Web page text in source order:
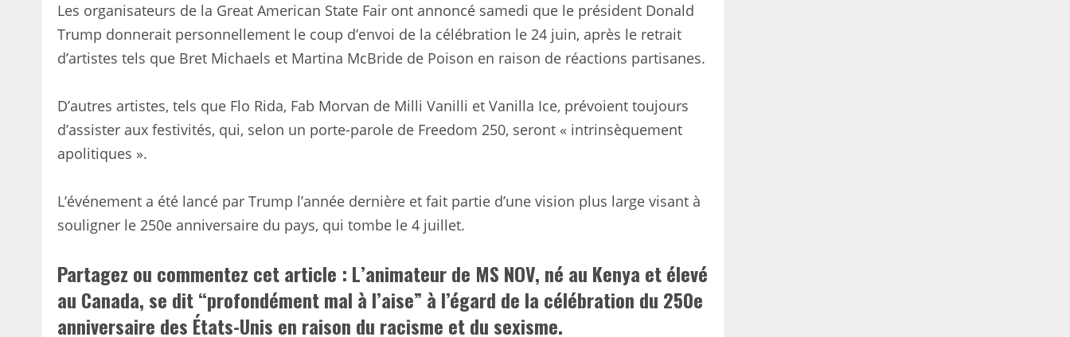
Les organisateurs de la Great American State Fair ont annoncé samedi que le président Donald
Trump donnerait personnellement le coup d’envoi de la célébration le 24 juin, après le retrait
d’artistes tels que Bret Michaels et Martina McBride de Poison en raison de réactions partisanes.
D’autres artistes, tels que Flo Rida, Fab Morvan de Milli Vanilli et Vanilla Ice, prévoient toujours
d’assister aux festivités, qui, selon un porte-parole de Freedom 250, seront « intrinsèquement
apolitiques ».
L’événement a été lancé par Trump l’année dernière et fait partie d’une vision plus large visant à
souligner le 250e anniversaire du pays, qui tombe le 4 juillet.
Partagez ou commentez cet article : L’animateur de MS NOV, né au Kenya et élevé
au Canada, se dit “profondément mal à l’aise” à l’égard de la célébration du 250e
anniversaire des États-Unis en raison du racisme et du sexisme.